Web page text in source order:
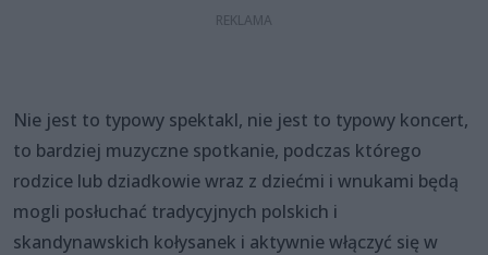
Nie jest to typowy spektakl, nie jest to typowy koncert,
to bardziej muzyczne spotkanie, podczas którego
rodzice lub dziadkowie wraz z dziećmi i wnukami będą
mogli posłuchać tradycyjnych polskich i
skandynawskich kołysanek i aktywnie włączyć się w